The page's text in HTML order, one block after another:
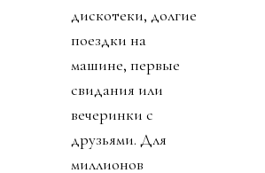
дискотеки, долгие
поездки на
машине, первые
свидания или
вечеринки с
друзьями. Для
миллионов